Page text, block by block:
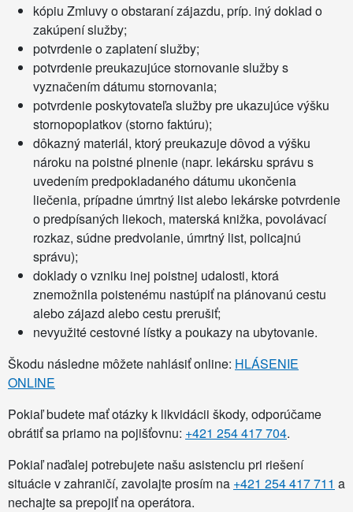
kópiu Zmluvy o obstaraní zájazdu, príp. iný doklad o
zakúpení služby;
potvrdenie o zaplatení služby;
potvrdenie preukazujúce stornovanie služby s
vyznačením dátumu stornovania;
potvrdenie poskytovateľa služby pre ukazujúce výšku
stornopoplatkov (storno faktúru);
dôkazný materiál, ktorý preukazuje dôvod a výšku
nároku na poistné plnenie (napr. lekársku správu s
uvedením predpokladaného dátumu ukončenia
liečenia, prípadne úmrtný list alebo lekárske potvrdenie
o predpísaných liekoch, materská knižka, povolávací
rozkaz, súdne predvolanie, úmrtný list, policajnú
správu);
doklady o vzniku inej poistnej udalosti, ktorá
znemožnila poistenému nastúpiť na plánovanú cestu
alebo zájazd alebo cestu prerušiť;
nevyužité cestovné lístky a poukazy na ubytovanie.
Škodu následne môžete nahlásiť online: HLÁSENIE
ONLINE
Pokiaľ budete mať otázky k likvidácii škody, odporúčame
obrátiť sa priamo na pojišťovnu: +421 254 417 704.
Pokiaľ naďalej potrebujete našu asistenciu pri riešení
situácie v zahraničí, zavolajte prosím na +421 254 417 711 a
nechajte sa prepojiť na operátora.